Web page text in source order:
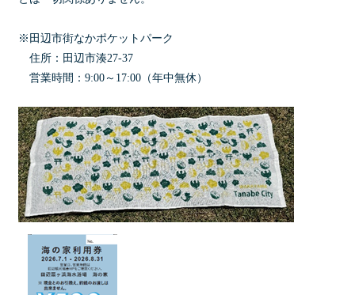
※田辺市街なかポケットパーク
住所：田辺市湊27-37
営業時間：9:00～17:00（年中無休）